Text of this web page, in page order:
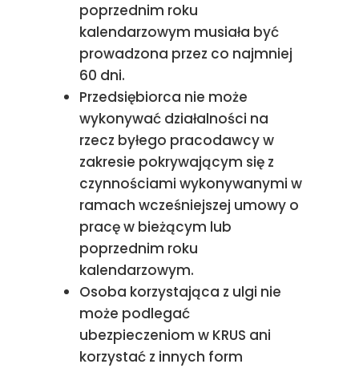
poprzednim roku
kalendarzowym musiała być
prowadzona przez co najmniej
60 dni.
Przedsiębiorca nie może
wykonywać działalności na
rzecz byłego pracodawcy w
zakresie pokrywającym się z
czynnościami wykonywanymi w
ramach wcześniejszej umowy o
pracę w bieżącym lub
poprzednim roku
kalendarzowym.
Osoba korzystająca z ulgi nie
może podlegać
ubezpieczeniom w KRUS ani
korzystać z innych form